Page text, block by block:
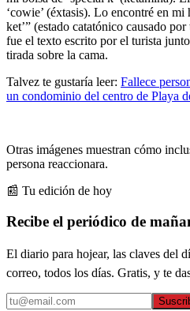
‘cowie’ (éxtasis). Lo encontré en
ket’” (estado catatónico causado
fue el texto escrito por el turista
tirada sobre la cama.
Talvez te gustaría leer: Fallece
un condominio del centro de Playa
Otras imágenes muestran cómo
persona reaccionara.
📰 Tu edición de hoy
Recibe el periódico de
El diario para hojear, las claves del
correo, todos los días. Gratis, y te